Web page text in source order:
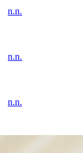
n.n.
n.n.
n.n.